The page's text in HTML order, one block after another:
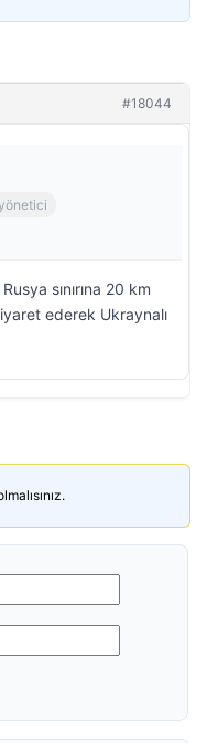
#18044
sınırına 20 km
ederek Ukraynalı